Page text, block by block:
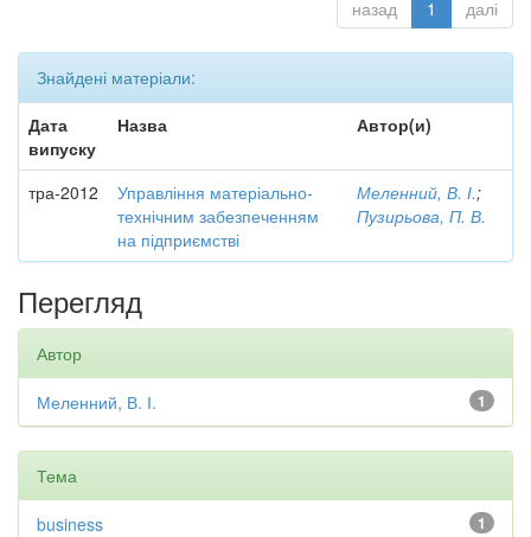
назад 1 далі
Знайдені матеріали:
Дата
випуску
Назва Автор(и)
тра-2012
Управління матеріально-
технічним забезпеченням
на підприємстві
Меленний, В. І.;
Пузирьова, П. В.
Перегляд
Автор
1
Меленний, В. І.
Тема
1
business